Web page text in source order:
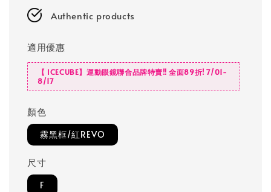
Authentic products
適用優惠
【 ICECUBE】運動眼鏡聯合品牌特賣‼️ 全面89折! 7/01-
8/17
顏色
霧黑框/紅REVO
尺寸
F